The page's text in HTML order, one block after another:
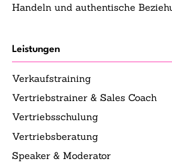
Handeln und authentische
Leistungen
Verkaufstraining
Vertriebstrainer & Sales Coach
Vertriebsschulung
Vertriebsberatung
Speaker & Moderator